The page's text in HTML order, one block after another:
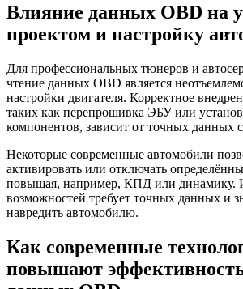
Влияние данных OBD на
проектом и настройку
Для профессиональных тюнеров и
чтение данных OBD является
настройки двигателя. Корректное
таких как перепрошивка ЭБУ или
компонентов, зависит от точных данных
Некоторые современные автомобили
активировать или отключать
повышая, например, КПД или динамику.
возможностей требует точных данных и
навредить автомобилю.
Как современные
повышают